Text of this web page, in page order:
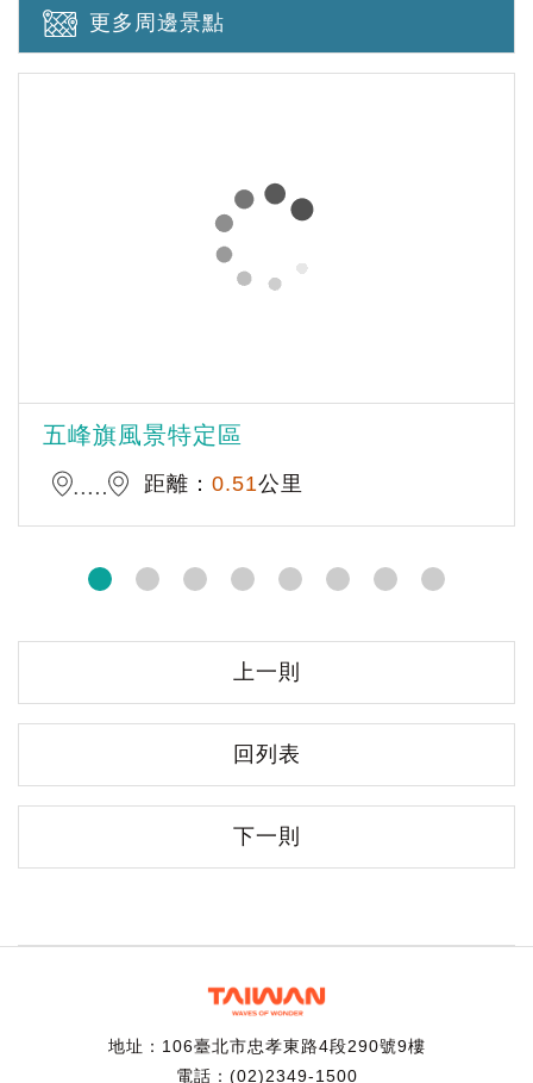
更多周邊景點
五峰旗風景特定區
距離： 0.51公里
上一則
回列表
下一則
地址：106臺北市忠孝東路4段290號9樓
電話：(02)2349-1500